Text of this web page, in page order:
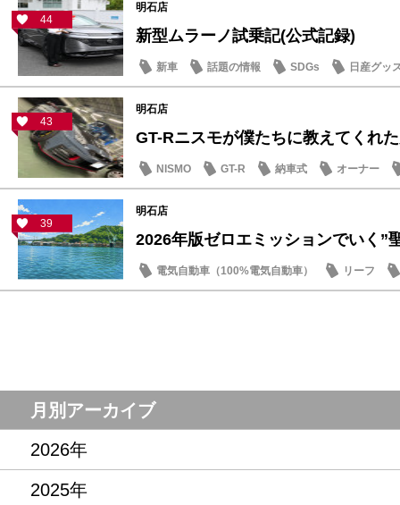
44
明石店
新型ムラーノ試乗記(公式記録)
新車 話題の情報 SDGs 日産グッ
43
明石店
GT-Rニスモが僕たちに教えてくれ
NISMO GT-R 納車式 オーナー
39
明石店
2026年版ゼロエミッションでいく”
電気自動車（100%電気自動車）
リーフ
話題の情報
月別アーカイブ
2026年
2025年